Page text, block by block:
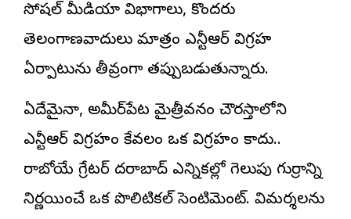
సోషల్ మీడియా విభాగాలు, కొందరు
తెలంగాణవాదులు మాత్రం ఎన్టీఆర్ విగ్రహ
ఏర్పాటును తీవ్రంగా తప్పుబడుతున్నారు.
ఏదేమైనా, అమీర్‌పేట మైత్రీవనం చౌరస్తాలోని
ఎన్టీఆర్ విగ్రహం కేవలం ఒక విగ్రహం కాదు..
రాబోయే గ్రేటర్ హైదరాబాద్ ఎన్నికల్లో గెలుపు గుర్రాన్ని
నిర్ణయించే ఒక పొలిటికల్ సెంటిమెంట్. విమర్శలను